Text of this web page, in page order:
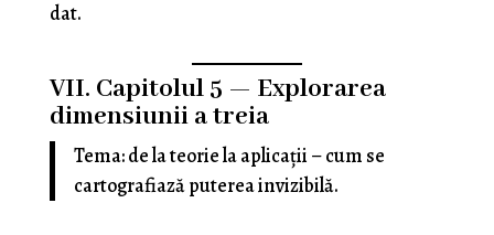
dat.
VII. Capitolul 5 — Explorarea
dimensiunii a treia
Tema: de la teorie la aplicații – cum se
cartografiază puterea invizibilă.